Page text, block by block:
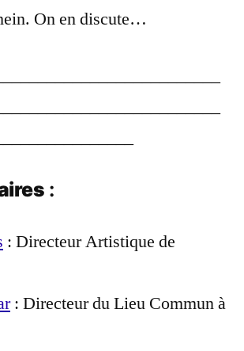
On en discute…
:
: Directeur Artistique de
: Directeur du Lieu Commun à